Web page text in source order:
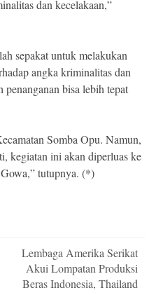
dan kecelakaan,”
sepakat untuk melakukan
angka kriminalitas dan
bisa lebih tepat
Somba Opu. Namun,
kegiatan ini akan diperluas ke
tutupnya. (*)
Lembaga Amerika Serikat
Akui Lompatan Produksi
Beras Indonesia, Thailand